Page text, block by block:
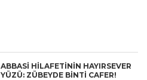
ABBASİ HİLAFETİNİN HAYIRSEVER
YÜZÜ: ZÜBEYDE BİNTİ CAFER!